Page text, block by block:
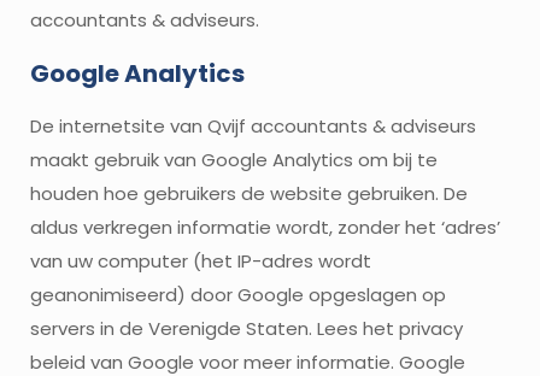
accountants & adviseurs.
Google Analytics
De internetsite van Qvijf accountants & adviseurs
maakt gebruik van Google Analytics om bij te
houden hoe gebruikers de website gebruiken. De
aldus verkregen informatie wordt, zonder het ‘adres’
van uw computer (het IP-adres wordt
geanonimiseerd) door Google opgeslagen op
servers in de Verenigde Staten. Lees het privacy
beleid van Google voor meer informatie. Google